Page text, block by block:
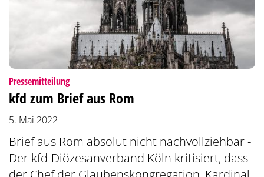
Pressemitteilung:
kfd zum Brief aus Rom
5. Mai 2022
Brief aus Rom absolut nicht nachvollziehbar -
Der kfd-Diözesanverband Köln kritisiert, dass